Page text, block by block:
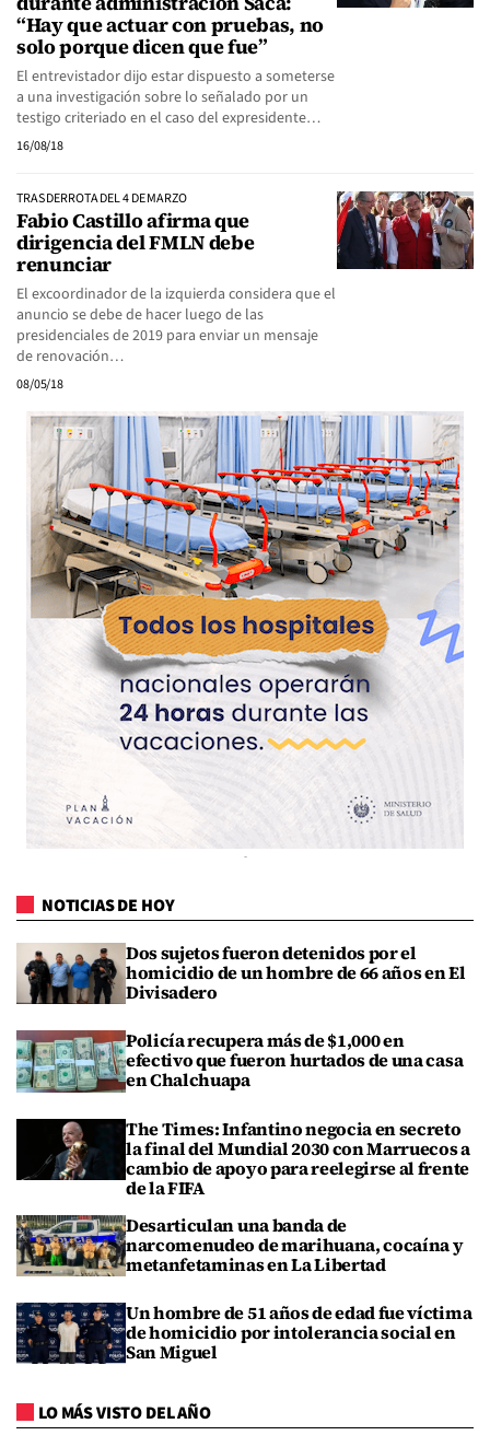
“Hay que actuar con pruebas, no
solo porque dicen que fue”
El entrevistador dijo estar dispuesto a someterse
a una investigación sobre lo señalado por un
testigo criteriado en el caso del expresidente…
16/08/18
TRAS DERROTA DEL 4 DE MARZO
Fabio Castillo afirma que
dirigencia del FMLN debe
renunciar
El excoordinador de la izquierda considera que el
anuncio se debe de hacer luego de las
presidenciales de 2019 para enviar un mensaje
de renovación…
08/05/18
NOTICIAS DE HOY
Dos sujetos fueron detenidos por el
homicidio de un hombre de 66 años en El
Divisadero
Policía recupera más de $1,000 en
efectivo que fueron hurtados de una casa
en Chalchuapa
The Times: Infantino negocia en secreto
la final del Mundial 2030 con Marruecos a
cambio de apoyo para reelegirse al frente
de la FIFA
Desarticulan una banda de
narcomenudeo de marihuana, cocaína y
metanfetaminas en La Libertad
Un hombre de 51 años de edad fue víctima
de homicidio por intolerancia social en
San Miguel
LO MÁS VISTO DEL AÑO